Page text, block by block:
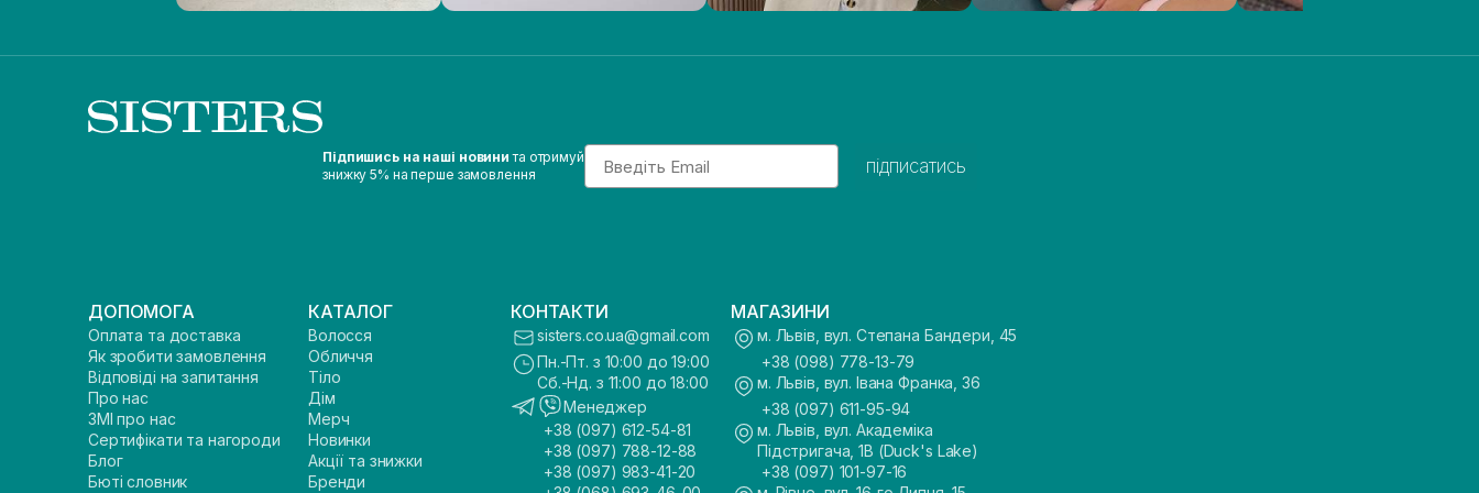
Підпишись на наші новини та отримуй
знижку 5% на перше замовлення
Email
підписатись
ДОПОМОГА
Оплата та доставка
Як зробити замовлення
Відповіді на запитання
Про нас
ЗМІ про нас
Сертифікати та нагороди
Блог
Бюті словник
КАТАЛОГ
Волосся
Обличчя
Тіло
Дім
Мерч
Новинки
Акції та знижки
Бренди
КОНТАКТИ
sisters.co.ua@gmail.com
Пн.-Пт. з 10:00 до 19:00
Сб.-Нд. з 11:00 до 18:00
Менеджер
+38 (097) 612-54-81
+38 (097) 788-12-88
+38 (097) 983-41-20
МАГАЗИНИ
м. Львів, вул. Степана Бандери, 45
+38 (098) 778-13-79
м. Львів, вул. Івана Франка, 36
+38 (097) 611-95-94
м. Львів, вул. Академіка
Підстригача, 1В (Duck's Lake)
+38 (097) 101-97-16